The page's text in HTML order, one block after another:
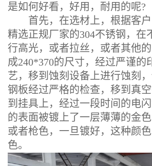
是如何好看，好用，耐用的呢?
首先，在选材上，根据客户
精选正规厂家的304不锈钢，在
行高光，或者拉丝，或者其他
成240*370的尺寸，经过严谨的
艺，移到蚀刻设备上进行蚀刻
钢板经过严格的检查，移到真
到挂具上，经过一段时间的电
的表面被镀上了一层薄薄的金色
或者枪色，一旦镀好，这种颜
色。